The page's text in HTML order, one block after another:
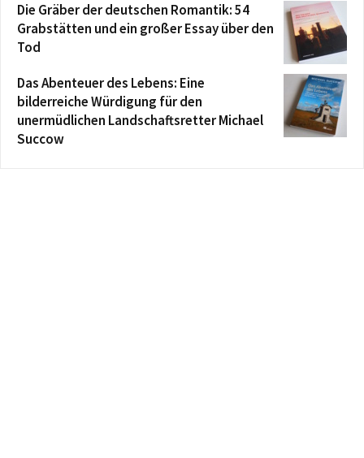
Die Gräber der deutschen Romantik: 54
Grabstätten und ein großer Essay über den
Tod
Das Abenteuer des Lebens: Eine
bilderreiche Würdigung für den
unermüdlichen Landschaftsretter Michael
Succow